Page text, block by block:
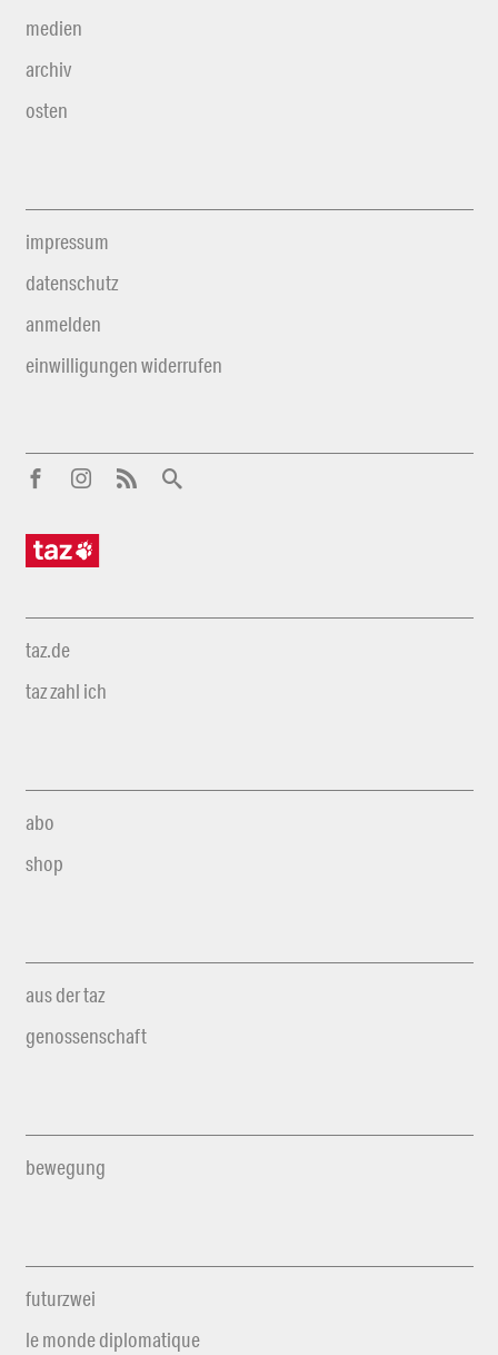
medien
archiv
osten
impressum
datenschutz
anmelden
einwilligungen widerrufen
taz.de
taz zahl ich
abo
shop
aus der taz
genossenschaft
bewegung
futurzwei
le monde diplomatique